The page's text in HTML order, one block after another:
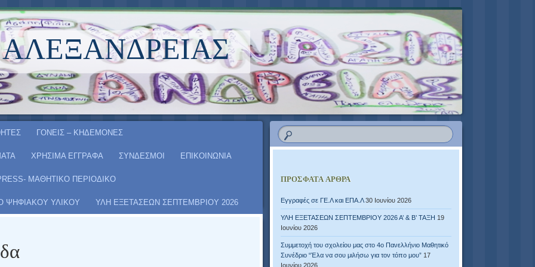
ΓΟΝΕΙΣ – ΚΗΔΕΜΟΝΕΣ
ΧΡΗΣΙΜΑ ΕΓΓΡΑΦΑ ΣΥΝΔΕΣΜΟΙ ΕΠΙΚΟΙΝΩΝΙΑ
ΜΑΘΗΤΙΚΟ ΠΕΡΙΟΔΙΚΟ
ΨΗΦΙΑΚΟΥ ΥΛΙΚΟΥ ΥΛΗ ΕΞΕΤΑΣΕΩΝ ΣΕΠΤΕΜΒΡΙΟΥ 2026
ΠΡΌΣΦΑΤΑ ΆΡΘΡΑ
Εγγραφές σε ΓΕ.Λ και ΕΠΑ.Λ 30 Ιουνίου 2026
ΥΛΗ ΕΞΕΤΑΣΕΩΝ ΣΕΠΤΕΜΒΡΙΟΥ 2026 Α’ & Β’ ΤΑΞΗ 19
Ιουνίου 2026
Συμμετοχή του σχολείου μας στο 4ο Πανελλήνιο Μαθητικό
Συνέδριο “Έλα να σου μιλήσω για τον τόπο μου” 17
Ιουνίου 2026